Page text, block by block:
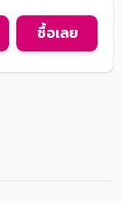
ซื้อเลย